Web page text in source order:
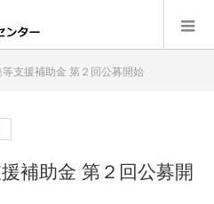
支援補助金 第２回公募開始
補助金 第２回公募開